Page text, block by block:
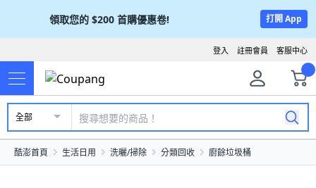
領取您的 $200 首購優惠卷! 打開 App
客服中心
註冊會員
登入
全部
酷澎首頁 生活日用 洗曬/掃除 分類回收 廚餘垃圾桶